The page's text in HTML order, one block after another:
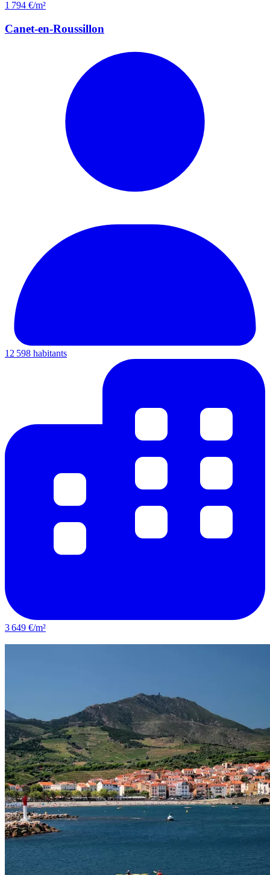
1 794 €/m²
Canet-en-Roussillon
12 598 habitants
3 649 €/m²